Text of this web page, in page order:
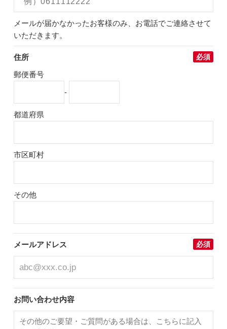
メールが届かなかったお客様のみ、お電話でご連絡させて
いただきます。
住所 必須
郵便番号
-
都道府県
市区町村
その他
メールアドレス 必須
お問い合わせ内容